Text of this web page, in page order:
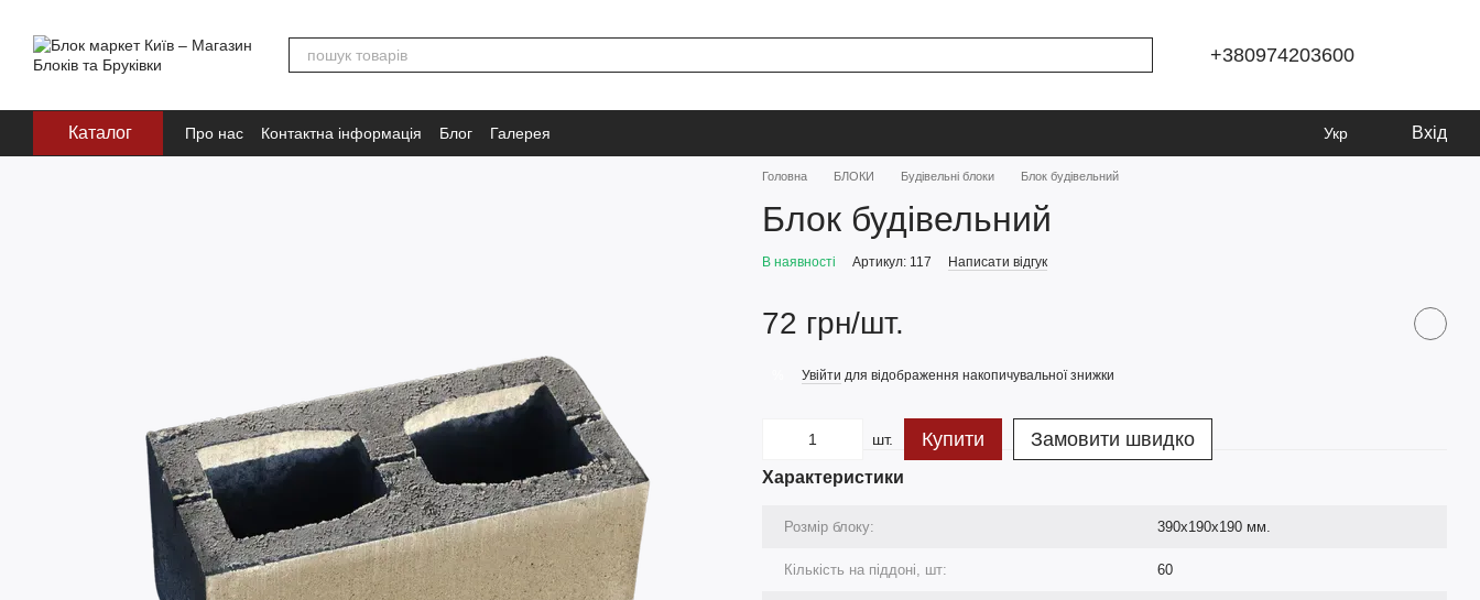
+380974203600
Каталог Про нас Контактна інформація Блог Галерея Укр Вхід
Головна БЛОКИ Будівельні блоки Блок будівельний
Блок будівельний
В наявності Артикул: 117 Написати відгук
72 грн/шт.
Увійти для відображення накопичувальної знижки
шт. Купити Замовити швидко
Характеристики
Розмір блоку: 390х190х190 мм.
Кількість на піддоні, шт: 60